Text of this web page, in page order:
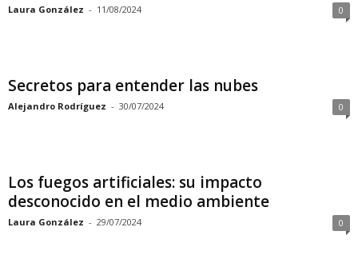
Laura González - 11/08/2024 0
Secretos para entender las nubes
Alejandro Rodríguez - 30/07/2024 0
Los fuegos artificiales: su impacto
desconocido en el medio ambiente
Laura González - 29/07/2024 0